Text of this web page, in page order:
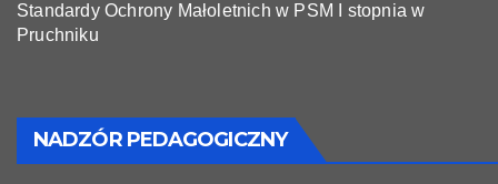
Standardy Ochrony Małoletnich w PSM I stopnia w
Pruchniku
NADZÓR PEDAGOGICZNY